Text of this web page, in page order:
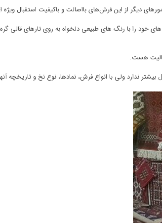
دیگر از این فرش‌های بااصالت و باکیفیت استقبال ویژه
را با رنگ های طبیعی دلخواه به روی تارهای قالی
ندارد ولی با انواع فرش، نمادها، نوع نخ و تاریخچه